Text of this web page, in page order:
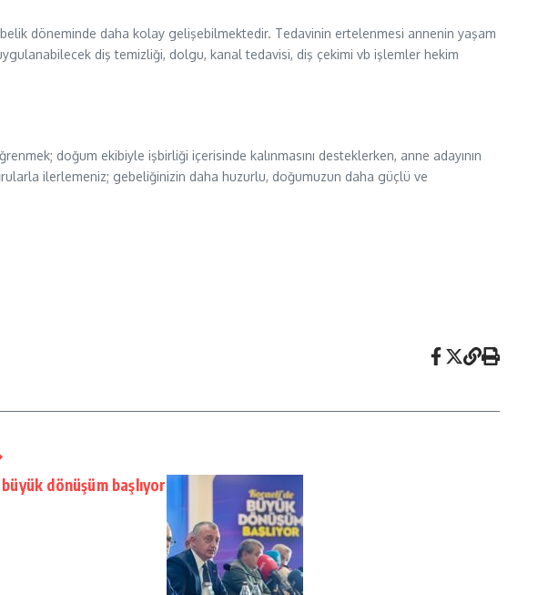
döneminde daha kolay gelişebilmektedir. Tedavinin ertelenmesi annenin yaşam
diş temizliği, dolgu, kanal tedavisi, diş çekimi vb işlemler hekim
doğum ekibiyle işbirliği içerisinde kalınmasını desteklerken, anne adayının
ilerlemeniz; gebeliğinizin daha huzurlu, doğumuzun daha güçlü ve
dönüşüm başlıyor